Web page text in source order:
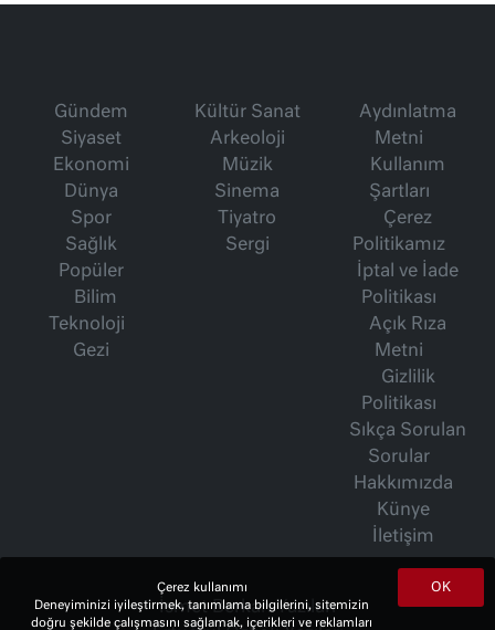
Gündem
Siyaset
Ekonomi
Dünya
Spor
Sağlık
Popüler
Bilim
Teknoloji
Gezi
Kültür Sanat
Arkeoloji
Müzik
Sinema
Tiyatro
Sergi
Aydınlatma
Metni
Kullanım
Şartları
Çerez
Politikamız
İptal ve İade
Politikası
Açık Rıza
Metni
Gizlilik
Politikası
Sıkça Sorulan
Sorular
Hakkımızda
Künye
İletişim
İsmet Berkan Yazıları
OK
Çerez kullanımı
Deneyiminizi iyileştirmek, tanımlama bilgilerini, sitemizin
doğru şekilde çalışmasını sağlamak, içerikleri ve reklamları